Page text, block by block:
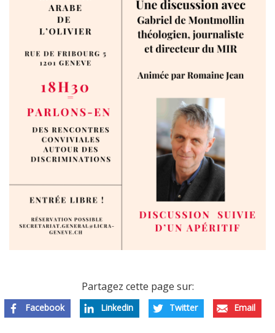
Partagez cette page sur:
Facebook Linkedin Twitter Email